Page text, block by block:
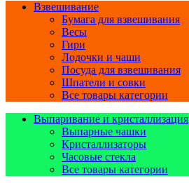
Взвешивание
Бумага для взвешивания
Весы
Гири
Лодочки и чаши
Посуда для взвешивания
Шпатели и совки
Все товары категории
Выпаривание и кристаллизация
Выпарные чашки
Кристаллизаторы
Часовые стекла
Все товары категории